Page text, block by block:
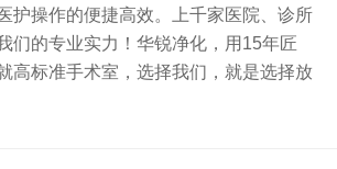
护操作的便捷高效。上千家医院、诊所
们的专业实力！华锐净化，用15年匠
高标准手术室，选择我们，就是选择放